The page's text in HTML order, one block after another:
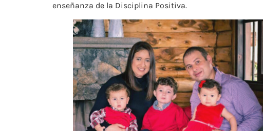
enseñanza de la Disciplina Positiva.